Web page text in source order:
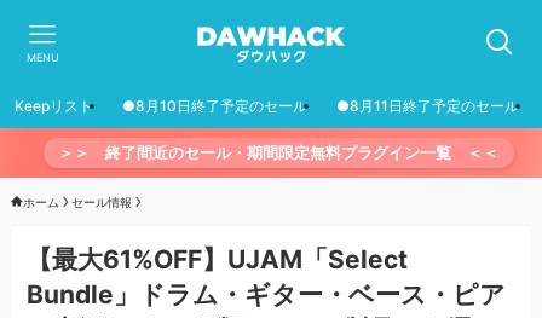
MENU
Keepリスト ●8月10日終了予定のセール ●8月11日終了予定のセール
＞＞ 終了間近のセール・期間限定無料プラグイン一覧 ＜＜
ホーム セール情報
【最大61%OFF】UJAM「Select
Bundle」ドラム・ギター・ベース・ピア